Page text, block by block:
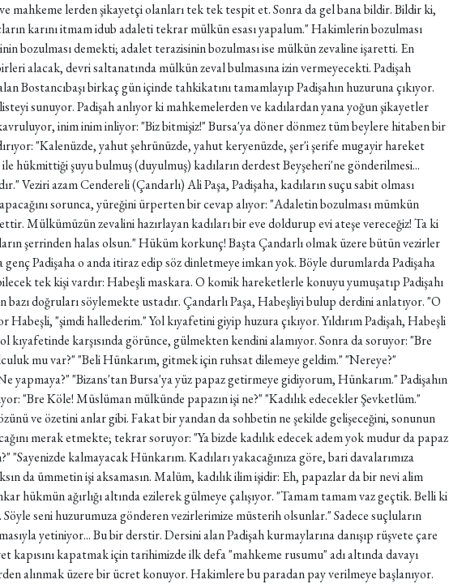
mahkeme lerden şikayetçi olanları tek tek tespit et. Sonra da gel bana bildir. Bildir ki,
karını itmam idub adaleti tekrar mülkün esası yapalum." Hakimlerin bozulması
bozulması demekti; adalet terazisinin bozulması ise mülkün zevaline işaretti. En
alacak, devri saltanatında mülkün zeval bulmasına izin vermeyecekti. Padişah
Bostancıbaşı birkaç gün içinde tahkikatını tamamlayıp Padişahın huzuruna çıkıyor.
listeyi sunuyor. Padişah anlıyor ki mahkemelerden ve kadılardan yana yoğun şikayetler
inim inim inliyor: "Biz bitmişiz!" Bursa'ya döner dönmez tüm beylere hitaben bir
"Kalenüzde, yahut şehrünüzde, yahut keryenüzde, şer'i şerife mugayir hareket
hükmittiği şuyu bulmuş (duyulmuş) kadıların derdest Beyşeheri'ne gönderilmesi...
Veziri azam Cendereli (Çandarlı) Ali Paşa, Padişaha, kadıların suçu sabit olması
sorunca, yüreğini ürperten bir cevap alıyor: "Adaletin bozulması mümkün
Mülkümüzün zevalini hazırlayan kadıları bir eve doldurup evi ateşe vereceğiz! Ta ki
şerrinden halas olsun." Hüküm korkunç! Başta Çandarlı olmak üzere bütün vezirler
genç Padişaha o anda itiraz edip söz dinletmeye imkan yok. Böyle durumlarda Padişaha
tek kişi vardır: Habeşli maskara. O komik hareketlerle konuyu yumuşatıp Padişahı
bazı doğruları söylemekte ustadır. Çandarlı Paşa, Habeşliyi bulup derdini anlatıyor. "O
Habeşli, "şimdi hallederim." Yol kıyafetini giyip huzura çıkıyor. Yıldırım Padişah, Habeşli
kıyafetinde karşısında görünce, gülmekten kendini alamıyor. Sonra da soruyor: "Bre
mu var?" "Beli Hünkarım, gitmek için ruhsat dilemeye geldim." "Nereye?"
yapmaya?" "Bizans'tan Bursa'ya yüz papaz getirmeye gidiyorum, Hünkarım." Padişahın
"Bre Köle! Müslüman mülkünde papazın işi ne?" "Kadılık edecekler Şevketlüm."
ve özetini anlar gibi. Fakat bir yandan da sohbetin ne şekilde gelişeceğini, sonunun
merak etmekte; tekrar soruyor: "Ya bizde kadılık edecek adem yok mudur da papaz
"Sayenizde kalmayacak Hünkarım. Kadıları yakacağınıza göre, bari davalarımıza
da ümmetin işi aksamasın. Malüm, kadılık ilim işidir: Eh, papazlar da bir nevi alim
hükmün ağırlığı altında ezilerek gülmeye çalışıyor. "Tamam tamam vaz geçtik. Belli ki
seni huzurumuza gönderen vezirlerimize müsterih olsunlar." Sadece suçluların
yetiniyor... Bu bir derstir. Dersini alan Padişah kurmaylarına danışıp rüşvete çare
kapısını kapatmak için tarihimizde ilk defa "mahkeme rusumu" adı altında davayı
alınmak üzere bir ücret konuyor. Hakimlere bu paradan pay verilmeye başlanıyor.